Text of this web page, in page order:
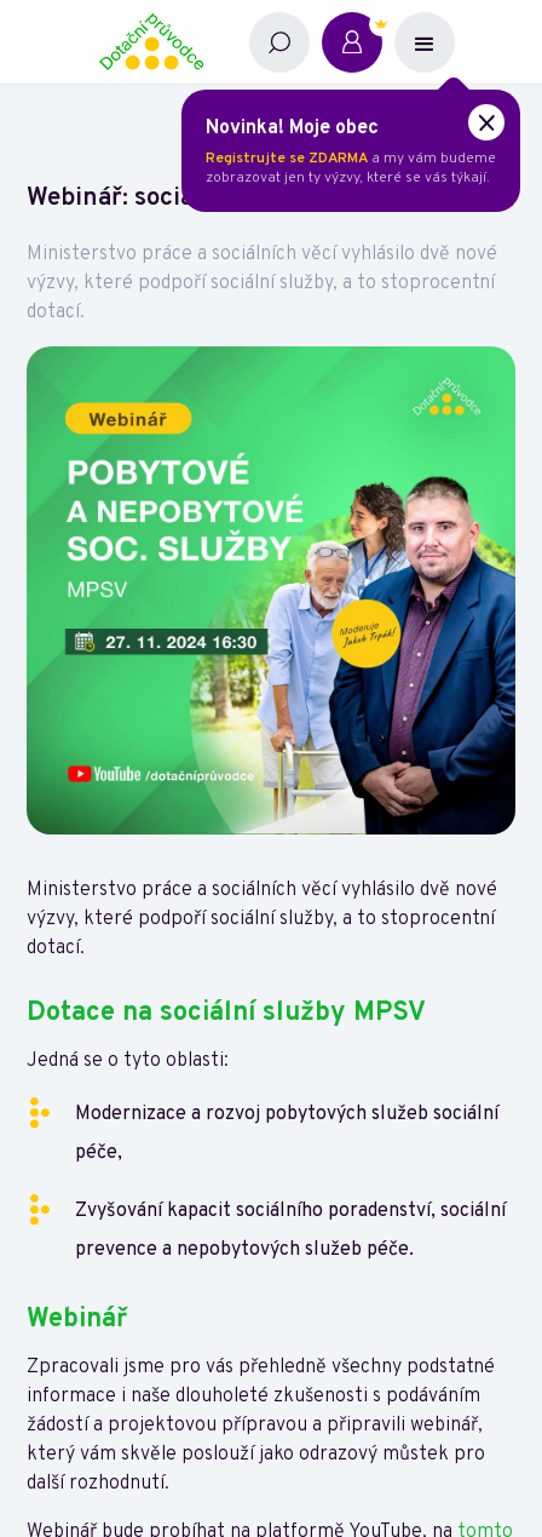
Novinka! Moje obec
Registrujte se ZDARMA a my vám budeme
zobrazovat jen ty výzvy, které se vás týkají.
Webinář: sociální služby
Ministerstvo práce a sociálních věcí vyhlásilo dvě nové
výzvy, které podpoří sociální služby, a to stoprocentní
dotací.
Ministerstvo práce a sociálních věcí vyhlásilo dvě nové
výzvy, které podpoří sociální služby, a to stoprocentní
dotací.
Dotace na sociální služby MPSV
Jedná se o tyto oblasti:
Modernizace a rozvoj pobytových služeb sociální
péče,
Zvyšování kapacit sociálního poradenství, sociální
prevence a nepobytových služeb péče.
Webinář
Zpracovali jsme pro vás přehledně všechny podstatné
informace i naše dlouholeté zkušenosti s podáváním
žádostí a projektovou přípravou a připravili webinář,
který vám skvěle poslouží jako odrazový můstek pro
další rozhodnutí.